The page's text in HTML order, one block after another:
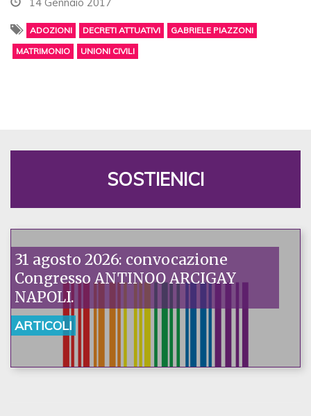
14 Gennaio 2017
ADOZIONI DECRETI ATTUATIVI
GABRIELE PIAZZONI
MATRIMONIO
UNIONI CIVILI
SOSTIENICI
31 agosto 2026: convocazione
Congresso ANTINOO ARCIGAY
NAPOLI.
ARTICOLI